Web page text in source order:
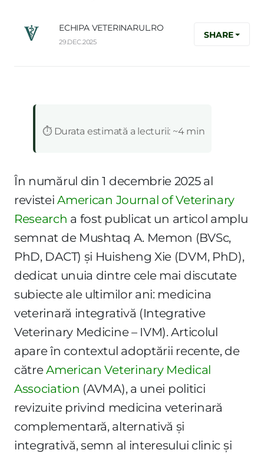
ECHIPA VETERINARUL.RO
29.DEC.2025
SHARE
⏱️ Durata estimată a lecturii: ~4 min
În numărul din 1 decembrie 2025 al
revisteiAmerican Journal of Veterinary
Research a fost publicat un articol amplu
semnat de Mushtaq A. Memon (BVSc,
PhD, DACT) și Huisheng Xie (DVM, PhD),
dedicat unuia dintre cele mai discutate
subiecte ale ultimilor ani: medicina
veterinară integrativă (Integrative
Veterinary Medicine – IVM). Articolul
apare în contextul adoptării recente, de
cătreAmerican Veterinary Medical
Association (AVMA), a unei politici
revizuite privind medicina veterinară
complementară, alternativă și
integrativă, semn al interesului clinic și